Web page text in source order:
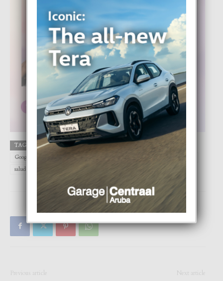
TAGS Apple Aruba catharsis DIGITAL
FOCUS
Google
Sabrina Sonensein
salud emocional
salud mental
Previous article Next article